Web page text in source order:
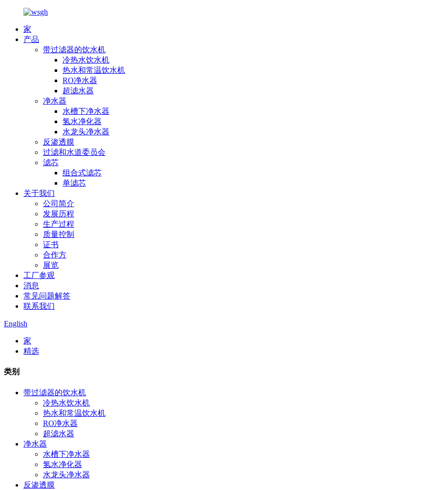
家
产品
带过滤器的饮水机
冷热水饮水机
热水和常温饮水机
RO净水器
超滤水器
净水器
水槽下净水器
氢水净化器
水龙头净水器
反渗透膜
过滤和水道委员会
滤芯
组合式滤芯
单滤芯
关于我们
公司简介
发展历程
生产过程
质量控制
证书
合作方
展览
工厂参观
消息
常见问题解答
联系我们
English
家
精选
类别
带过滤器的饮水机
冷热水饮水机
热水和常温饮水机
RO净水器
超滤水器
净水器
水槽下净水器
氢水净化器
水龙头净水器
反渗透膜